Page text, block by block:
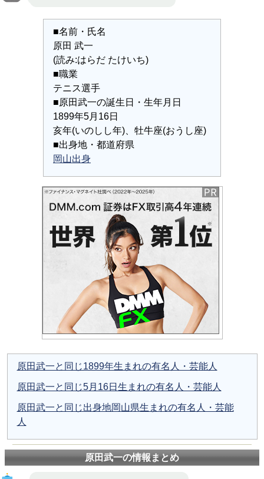
■名前・氏名
原田 武一
(読み:はらだ たけいち)
■職業
テニス選手
■原田武一の誕生日・生年月日
1899年5月16日
亥年(いのしし年)、牡牛座(おうし座)
■出身地・都道府県
岡山出身
原田武一と同じ1899年生まれの有名人・芸能人
原田武一と同じ5月16日生まれの有名人・芸能人
原田武一と同じ出身地岡山県生まれの有名人・芸能
人
原田武一の情報まとめ